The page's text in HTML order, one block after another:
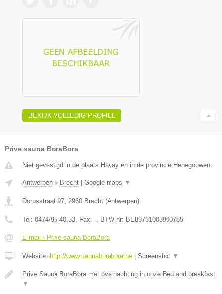
BEKIJK VOLLEDIG PROFIEL
Prive sauna BoraBora
Niet gevestigd in de plaats Havay en in de provincie Henegouwen.
Antwerpen » Brecht Google maps ▼
Dorpsstraat 97, 2960 Brecht (Antwerpen)
Tel: 0474/95 40 53, Fax: -, BTW-nr: BE89731003900785
E-mail › Prive sauna BoraBora
Website: http://www.saunaborabora.be Screenshot ▼
Prive Sauna BoraBora met overnachting in onze Bed and breakfast
▼